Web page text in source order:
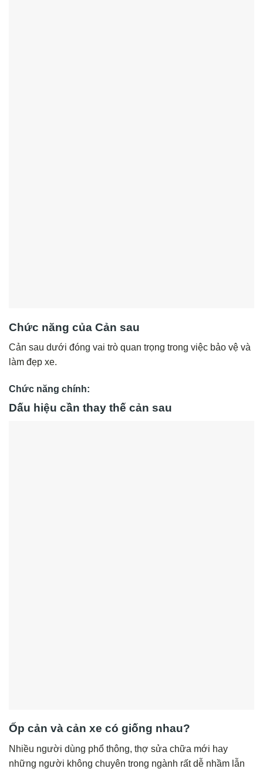
Chức năng của Cản sau
Cản sau dưới đóng vai trò quan trọng trong việc bảo vệ và
làm đẹp xe.
Chức năng chính:
Dấu hiệu cần thay thế cản sau
Ốp cản và cản xe có giống nhau?
Nhiều người dùng phổ thông, thợ sửa chữa mới hay
những người không chuyên trong ngành rất dễ nhầm lẫn